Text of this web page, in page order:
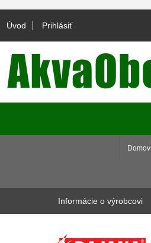
Úvod Prihlásiť
Domov
Informácie o výrobcovi